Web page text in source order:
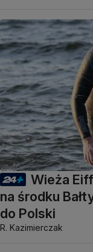
Wieża
na środku
do Polski
R. Kazimierczak